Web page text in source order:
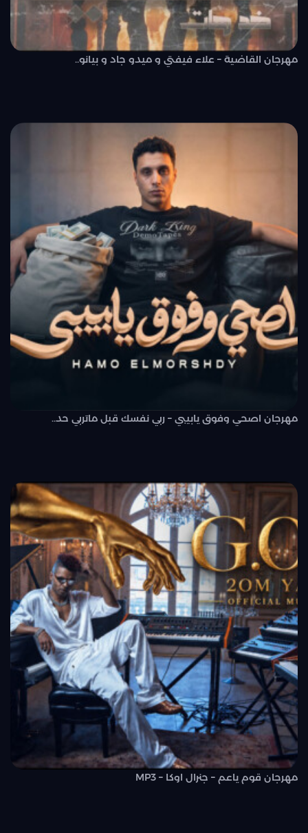
مهرجان القاضية – علاء فيفتي و ميدو جاد و بيانو..
مهرجان اصحي وفوق يابيبي – ربي نفسك قبل ماتربي حد..
مهرجان قوم ياعم – جنرال اوكا – MP3